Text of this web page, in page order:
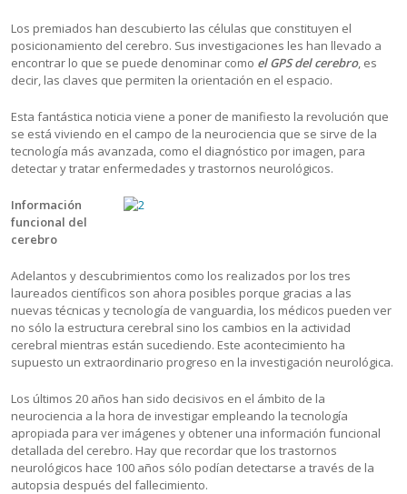
Los premiados han descubierto las células que constituyen el
posicionamiento del cerebro. Sus investigaciones les han llevado a
encontrar lo que se puede denominar como el GPS del cerebro, es
decir, las claves que permiten la orientación en el espacio.
Esta fantástica noticia viene a poner de manifiesto la revolución que
se está viviendo en el campo de la neurociencia que se sirve de la
tecnología más avanzada, como el diagnóstico por imagen, para
detectar y tratar enfermedades y trastornos neurológicos.
Información
funcional del
cerebro
Adelantos y descubrimientos como los realizados por los tres
laureados científicos son ahora posibles porque gracias a las
nuevas técnicas y tecnología de vanguardia, los médicos pueden ver
no sólo la estructura cerebral sino los cambios en la actividad
cerebral mientras están sucediendo. Este acontecimiento ha
supuesto un extraordinario progreso en la investigación neurológica.
Los últimos 20 años han sido decisivos en el ámbito de la
neurociencia a la hora de investigar empleando la tecnología
apropiada para ver imágenes y obtener una información funcional
detallada del cerebro. Hay que recordar que los trastornos
neurológicos hace 100 años sólo podían detectarse a través de la
autopsia después del fallecimiento.